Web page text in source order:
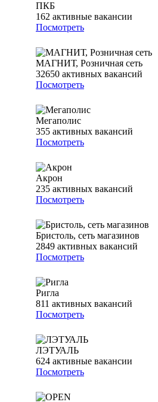
ПКБ
162 активные вакансии
Посмотреть
МАГНИТ, Розничная сеть
32650 активных вакансий
Посмотреть
Мегаполис
355 активных вакансий
Посмотреть
Акрон
235 активных вакансий
Посмотреть
Бристоль, сеть магазинов
2849 активных вакансий
Посмотреть
Ригла
811 активных вакансий
Посмотреть
ЛЭТУАЛЬ
624 активные вакансии
Посмотреть